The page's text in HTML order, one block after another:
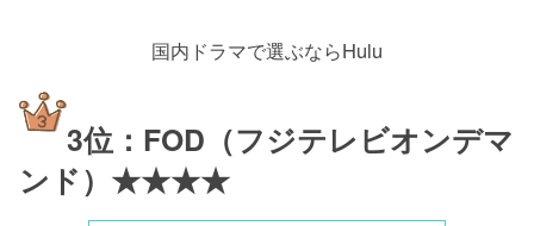
国内ドラマで選ぶならHulu
3位：FOD（フジテレビオンデマ
ンド）★★★★